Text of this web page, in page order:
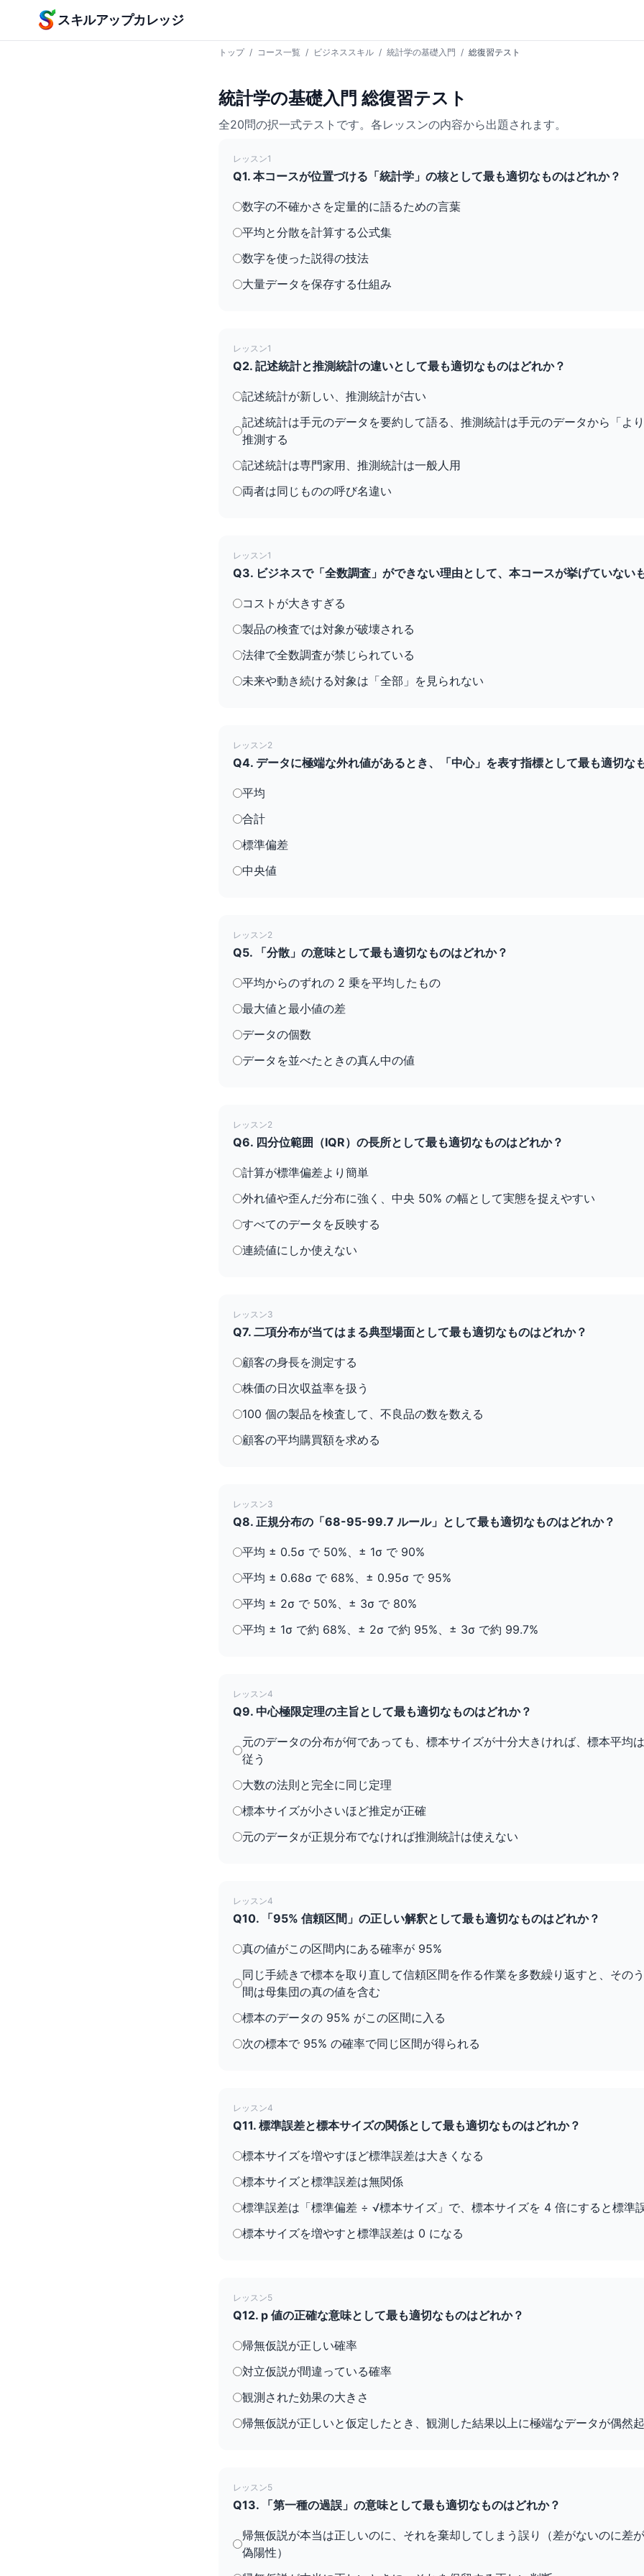
本文へスキップ
スキルアップカレッジ
トップ / コース一覧 / ビジネススキル / 統計学の基礎入門 / 総復習テスト
統計学の基礎入門 総復習テスト
全20問の択一式テストです。各レッスンの内容から出題されます。
レッスン1
Q1. 本コースが位置づける「統計学」の核として最も適切なものはどれか？
数字の不確かさを定量的に語るための言葉
平均と分散を計算する公式集
数字を使った説得の技法
大量データを保存する仕組み
レッスン1
Q2. 記述統計と推測統計の違いとして最も適切なものはどれか？
記述統計が新しい、推測統計が古い
記述統計は手元のデータを要約して語る、推測統計は手元のデータから「よ
推測する
記述統計は専門家用、推測統計は一般人用
両者は同じものの呼び名違い
レッスン1
Q3. ビジネスで「全数調査」ができない理由として、本コースが挙げていない
コストが大きすぎる
製品の検査では対象が破壊される
法律で全数調査が禁じられている
未来や動き続ける対象は「全部」を見られない
レッスン2
Q4. データに極端な外れ値があるとき、「中心」を表す指標として最も適切な
平均
合計
標準偏差
中央値
レッスン2
Q5. 「分散」の意味として最も適切なものはどれか？
平均からのずれの 2 乗を平均したもの
最大値と最小値の差
データの個数
データを並べたときの真ん中の値
レッスン2
Q6. 四分位範囲（IQR）の長所として最も適切なものはどれか？
計算が標準偏差より簡単
外れ値や歪んだ分布に強く、中央 50% の幅として実態を捉えやすい
すべてのデータを反映する
連続値にしか使えない
レッスン3
Q7. 二項分布が当てはまる典型場面として最も適切なものはどれか？
顧客の身長を測定する
株価の日次収益率を扱う
100 個の製品を検査して、不良品の数を数える
顧客の平均購買額を求める
レッスン3
Q8. 正規分布の「68-95-99.7 ルール」として最も適切なものはどれか？
平均 ± 0.5σ で 50%、± 1σ で 90%
平均 ± 0.68σ で 68%、± 0.95σ で 95%
平均 ± 2σ で 50%、± 3σ で 80%
平均 ± 1σ で約 68%、± 2σ で約 95%、± 3σ で約 99.7%
レッスン4
Q9. 中心極限定理の主旨として最も適切なものはどれか？
元のデータの分布が何であっても、標本サイズが十分大きければ、標本平均
従う
大数の法則と完全に同じ定理
標本サイズが小さいほど推定が正確
元のデータが正規分布でなければ推測統計は使えない
レッスン4
Q10. 「95% 信頼区間」の正しい解釈として最も適切なものはどれか？
真の値がこの区間内にある確率が 95%
同じ手続きで標本を取り直して信頼区間を作る作業を多数繰り返すと、その
間は母集団の真の値を含む
標本のデータの 95% がこの区間に入る
次の標本で 95% の確率で同じ区間が得られる
レッスン4
Q11. 標準誤差と標本サイズの関係として最も適切なものはどれか？
標本サイズを増やすほど標準誤差は大きくなる
標本サイズと標準誤差は無関係
標準誤差は「標準偏差 ÷ √標本サイズ」で、標本サイズを 4 倍にすると標準
標本サイズを増やすと標準誤差は 0 になる
レッスン5
Q12. p 値の正確な意味として最も適切なものはどれか？
帰無仮説が正しい確率
対立仮説が間違っている確率
観測された効果の大きさ
帰無仮説が正しいと仮定したとき、観測した結果以上に極端なデータが偶然
レッスン5
Q13. 「第一種の過誤」の意味として最も適切なものはどれか？
帰無仮説が本当は正しいのに、それを棄却してしまう誤り（差がないのに差
偽陽性）